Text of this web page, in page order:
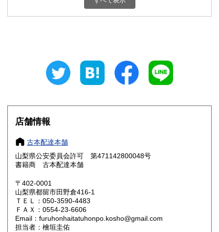
800円 三重県
大阪府
奈良県
鳥取県 800円 島根県
岡山県
山口県 800円
香川県 800円 愛媛県
店舗情報
古本配達本舗
山梨県公安委員会許可 第471142800048号
書籍商 古本配達本舗
〒402-0001
山梨県都留市田野倉416-1
ＴＥＬ：050-3590-4483
ＦＡＸ：0554-23-6606
Email：furuhonhaitatuhonpo.kosho@gmail.com
担当者：檜垣圭佑